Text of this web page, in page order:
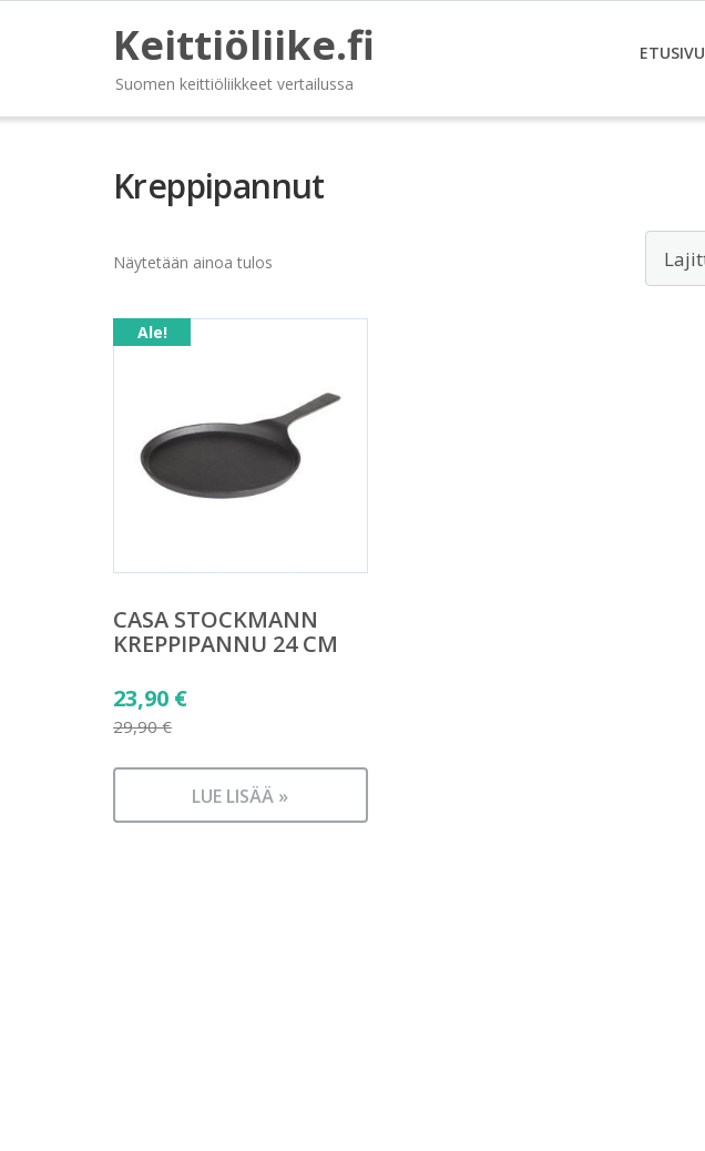
Keittiöliike.fi
Suomen keittiöliikkeet vertailussa
ETUSIVU
Kreppipannut
Näytetään ainoa tulos
Ale!
CASA STOCKMANN
KREPPIPANNU 24 CM
29,90€
Alkuperäinen
hinta
23,90 €
on:
LUE LISÄÄ »